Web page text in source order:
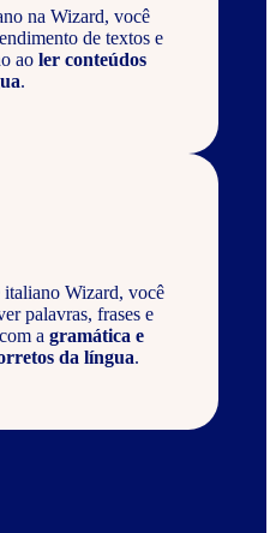
na Wizard, você
de textos e
ao ler conteúdos
.
Wizard, você
palavras, frases e
a gramática e
da língua.